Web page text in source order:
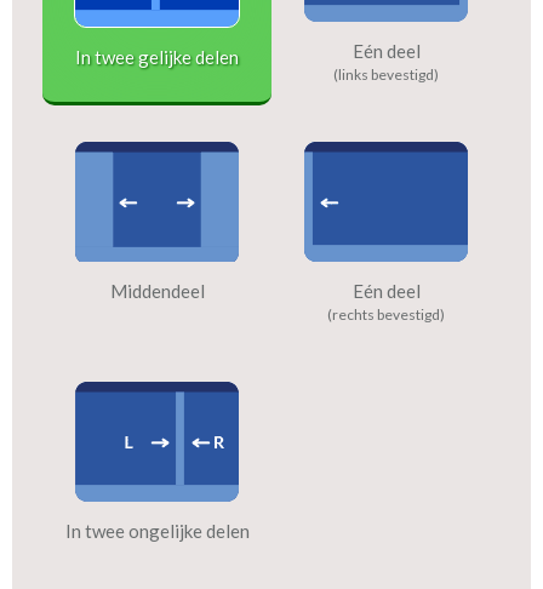
In twee gelijke delen Eén deel
(links bevestigd)
Middendeel Eén deel
(rechts bevestigd)
In twee ongelijke delen